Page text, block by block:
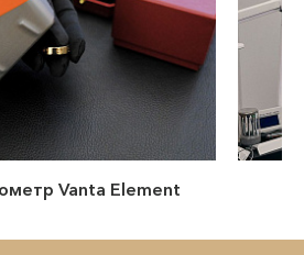
Микроскоп ЛОМО МСП-2